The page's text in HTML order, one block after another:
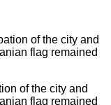
of the city and
flag remained